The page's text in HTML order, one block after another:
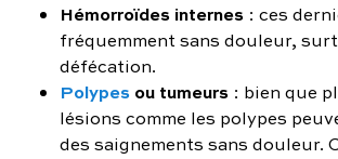
Hémorroïdes internes : ces
fréquemment sans douleur,
défécation.
Polypes ou tumeurs : bien que
lésions comme les polypes
des saignements sans douleur.